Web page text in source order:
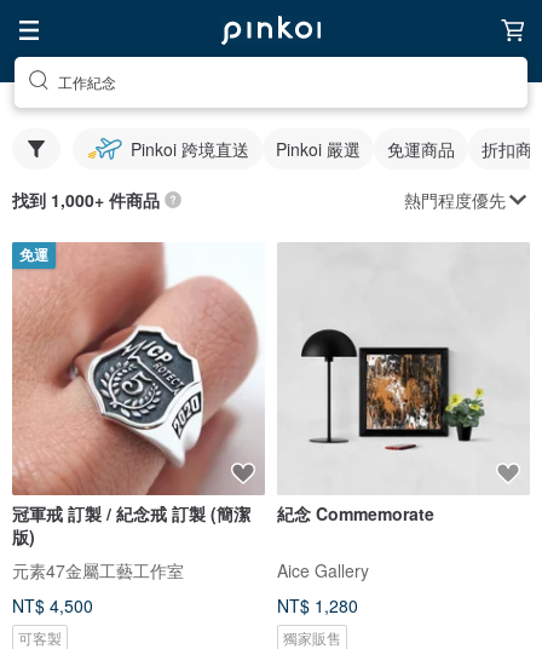
工作紀念
Pinkoi 跨境直送 Pinkoi 嚴選 免運商品 折扣商
找到 1,000+ 件商品 熱門程度優先
免運
冠軍戒 訂製 / 紀念戒 訂製 (簡潔
版)
元素47金屬工藝工作室
NT$ 4,500
可客製
紀念 Commemorate
Aice Gallery
NT$ 1,280
獨家販售